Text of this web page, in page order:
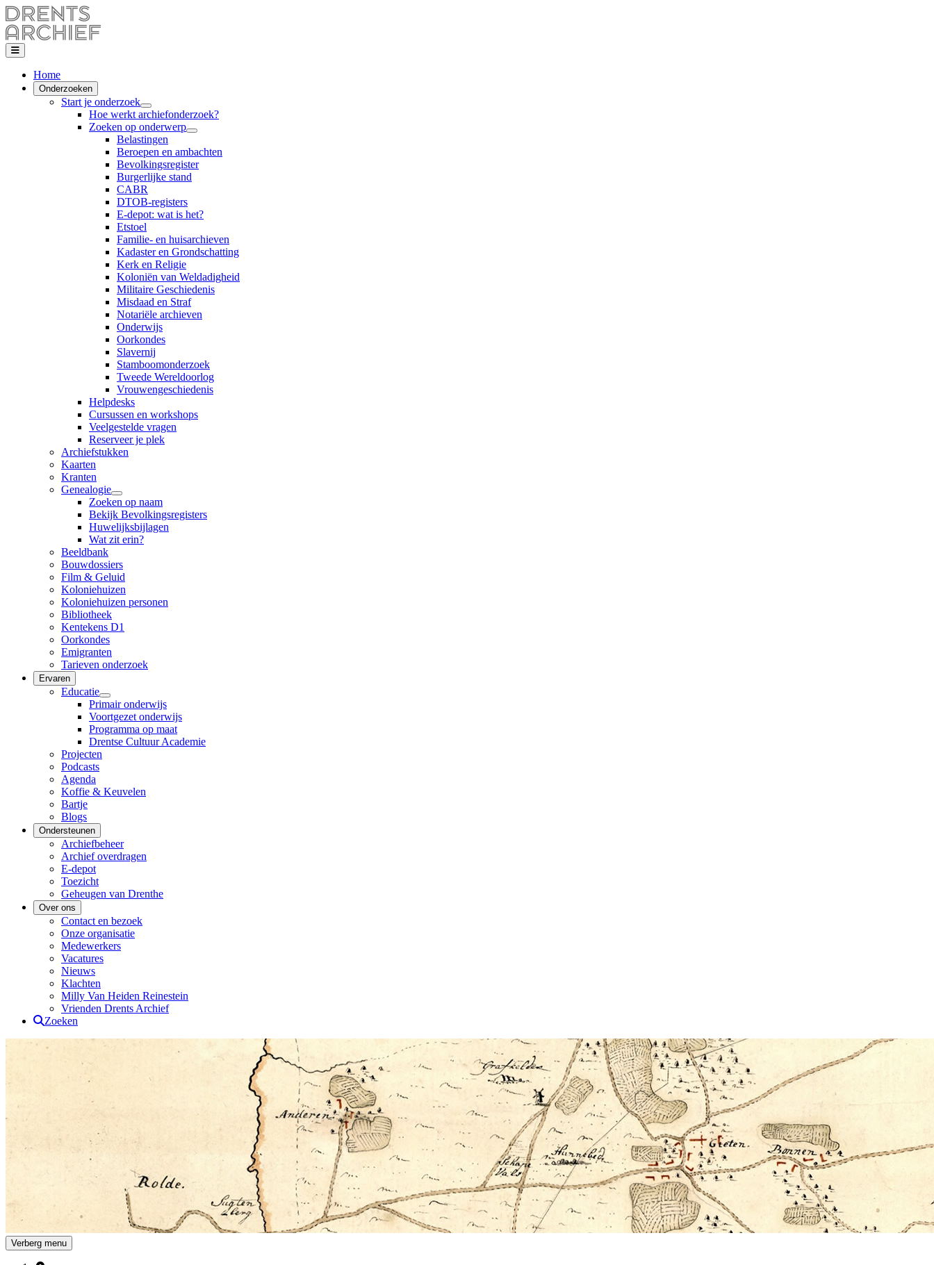
Home
Onderzoeken
Start je onderzoek
Hoe werkt archiefonderzoek?
Zoeken op onderwerp
Belastingen
Beroepen en ambachten
Bevolkingsregister
Burgerlijke stand
CABR
DTOB-registers
E-depot: wat is het?
Etstoel
Familie- en huisarchieven
Kadaster en Grondschatting
Kerk en Religie
Koloniën van Weldadigheid
Militaire Geschiedenis
Misdaad en Straf
Notariële archieven
Onderwijs
Oorkondes
Slavernij
Stamboomonderzoek
Tweede Wereldoorlog
Vrouwengeschiedenis
Helpdesks
Cursussen en workshops
Veelgestelde vragen
Reserveer je plek
Archiefstukken
Kaarten
Kranten
Genealogie
Zoeken op naam
Bekijk Bevolkingsregisters
Huwelijksbijlagen
Wat zit erin?
Beeldbank
Bouwdossiers
Film & Geluid
Koloniehuizen
Koloniehuizen personen
Bibliotheek
Kentekens D1
Oorkondes
Emigranten
Tarieven onderzoek
Ervaren
Educatie
Primair onderwijs
Voortgezet onderwijs
Programma op maat
Drentse Cultuur Academie
Projecten
Podcasts
Agenda
Koffie & Keuvelen
Bartje
Blogs
Ondersteunen
Archiefbeheer
Archief overdragen
E-depot
Toezicht
Geheugen van Drenthe
Over ons
Contact en bezoek
Onze organisatie
Medewerkers
Vacatures
Nieuws
Klachten
Milly Van Heiden Reinestein
Vrienden Drents Archief
Zoeken
Drents Archief
Verberg menu